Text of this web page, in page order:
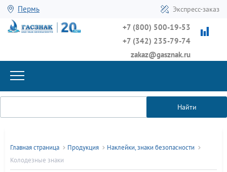
Пермь Экспресс-заказ
+7 (800) 500-19-53
+7 (342) 235-79-74
zakaz@gasznak.ru
Найти
Главная страница Продукция
Наклейки, знаки безопасности
Колодезные знаки